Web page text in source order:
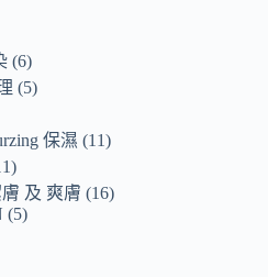
6
5
保濕
11
膚 及 爽膚
16
5